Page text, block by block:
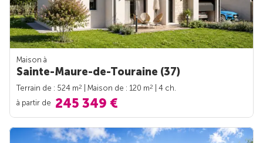
Maison à
Sainte-Maure-de-Touraine (37)
Terrain de : 524 m2 | Maison de : 120 m2
| 4 ch.
à partir de 245 349 €